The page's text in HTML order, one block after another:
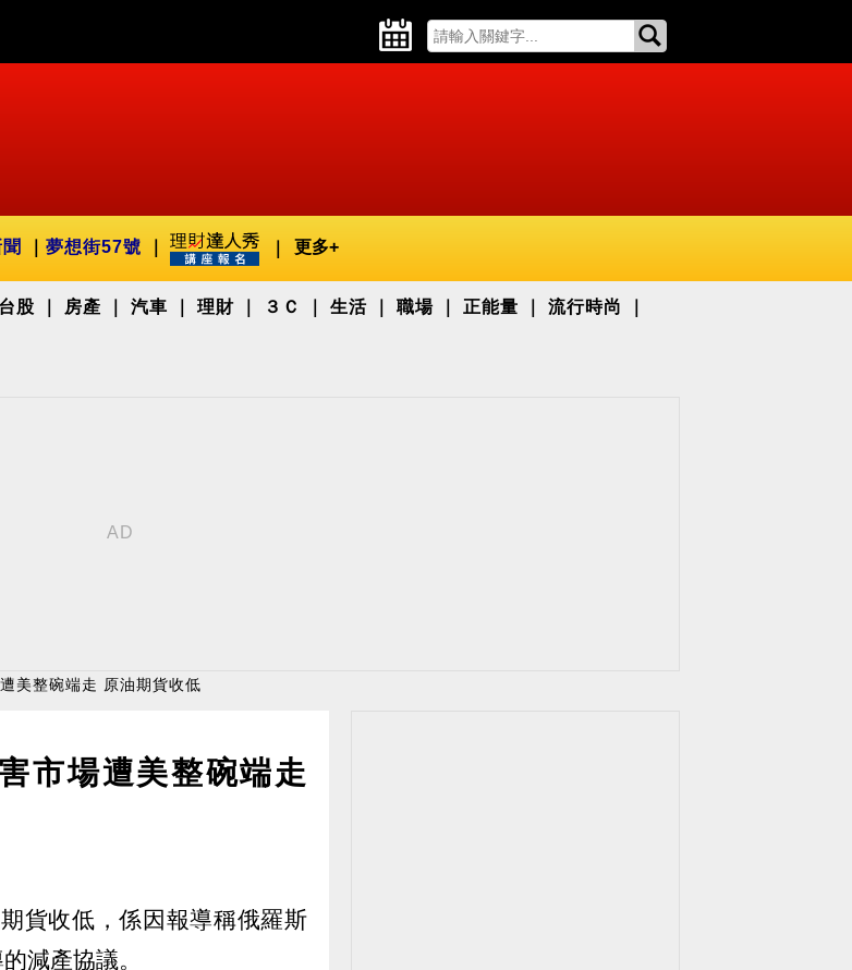
夢想街57號 更多+
台股 房產 汽車 理財 ３Ｃ 生活 職場 正能量 流行時尚
美整碗端走 原油期貨收低
市場遭美整碗端走
貨收低，係因報導稱俄羅斯
減產協議。